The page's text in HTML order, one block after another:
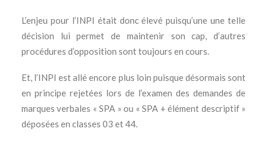
L’enjeu pour l’INPI était donc élevé puisqu’une une telle
décision lui permet de maintenir son cap, d’autres
procédures d’opposition sont toujours en cours.
Et, l’INPI est allé encore plus loin puisque désormais sont
en principe rejetées lors de l’examen des demandes de
marques verbales « SPA » ou « SPA + élément descriptif »
déposées en classes 03 et 44.